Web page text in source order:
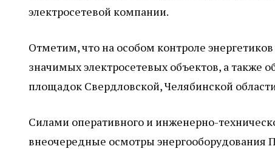
электросетевой компании.
Отметим, что на особом контроле
значимых электросетевых объектов, а также
площадок Свердловской, Челябинской
Силами оперативного и инженерно-
внеочередные осмотры энергооборудования